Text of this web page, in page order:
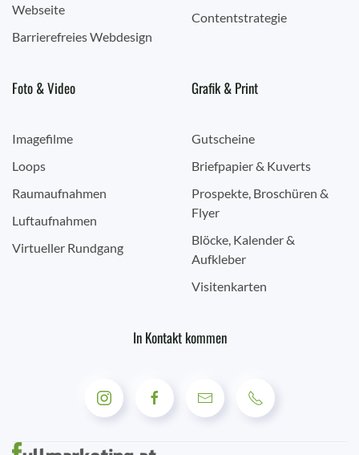
Webseite
Barrierefreies Webdesign
Contentstrategie
Foto & Video
Imagefilme
Loops
Raumaufnahmen
Luftaufnahmen
Virtueller Rundgang
Grafik & Print
Gutscheine
Briefpapier & Kuverts
Prospekte, Broschüren &
Flyer
Blöcke, Kalender &
Aufkleber
Visitenkarten
In Kontakt kommen